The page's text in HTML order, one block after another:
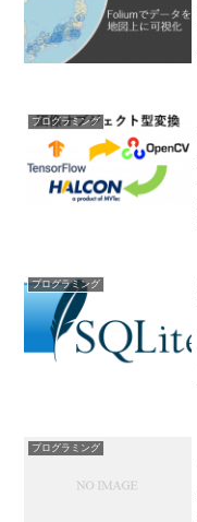
プログラミング
プログラミング
プログラミング